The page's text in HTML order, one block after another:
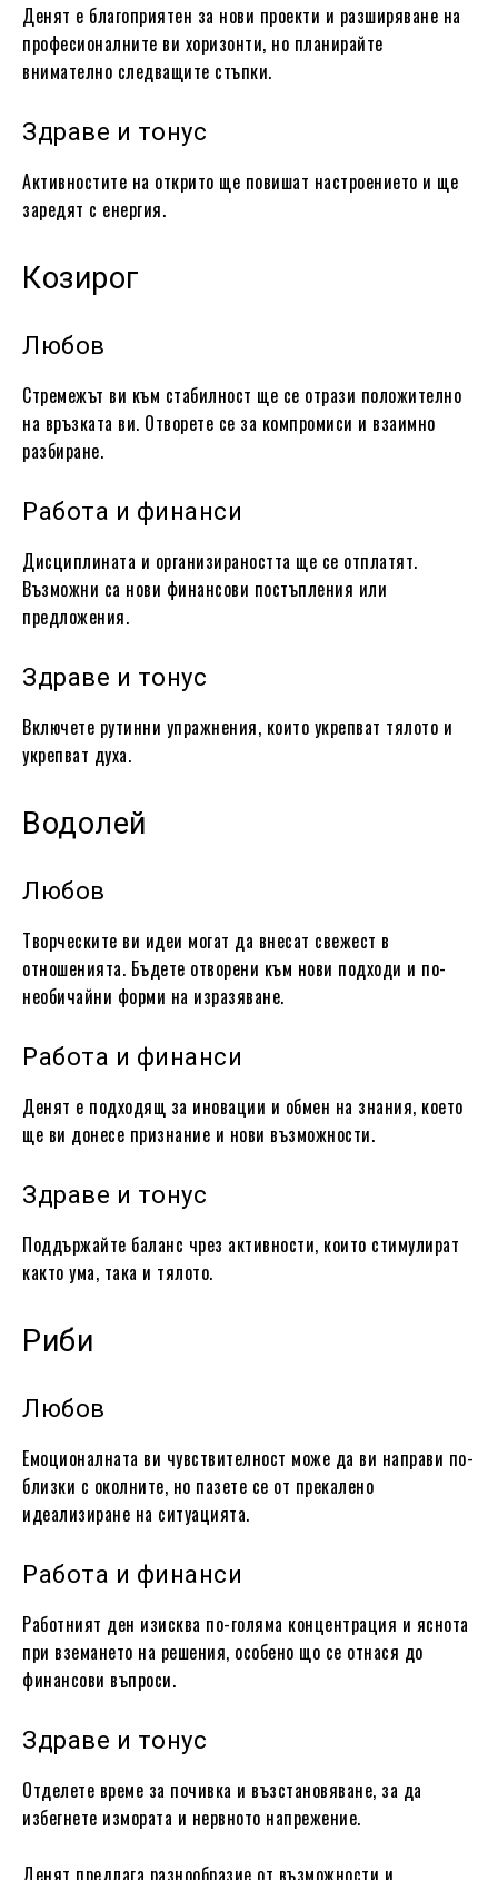
Денят е благоприятен за нови проекти и разширяване на
професионалните ви хоризонти, но планирайте
внимателно следващите стъпки.
Здраве и тонус
Активностите на открито ще повишат настроението и ще
заредят с енергия.
Козирог
Любов
Стремежът ви към стабилност ще се отрази положително
на връзката ви. Отворете се за компромиси и взаимно
разбиране.
Работа и финанси
Дисциплината и организираността ще се отплатят.
Възможни са нови финансови постъпления или
предложения.
Здраве и тонус
Включете рутинни упражнения, които укрепват тялото и
укрепват духа.
Водолей
Любов
Творческите ви идеи могат да внесат свежест в
отношенията. Бъдете отворени към нови подходи и по-
необичайни форми на изразяване.
Работа и финанси
Денят е подходящ за иновации и обмен на знания, което
ще ви донесе признание и нови възможности.
Здраве и тонус
Поддържайте баланс чрез активности, които стимулират
както ума, така и тялото.
Риби
Любов
Емоционалната ви чувствителност може да ви направи по-
близки с околните, но пазете се от прекалено
идеализиране на ситуацията.
Работа и финанси
Работният ден изисква по-голяма концентрация и яснота
при вземането на решения, особено що се отнася до
финансови въпроси.
Здраве и тонус
Отделете време за почивка и възстановяване, за да
избегнете измората и нервното напрежение.
Денят предлага разнообразие от възможности и